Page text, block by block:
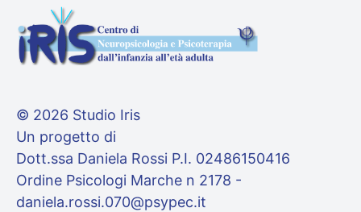
© 2026 Studio Iris
Un progetto di
Dott.ssa Daniela Rossi P.I. 02486150416
Ordine Psicologi Marche n 2178 -
daniela.rossi.070@psypec.it